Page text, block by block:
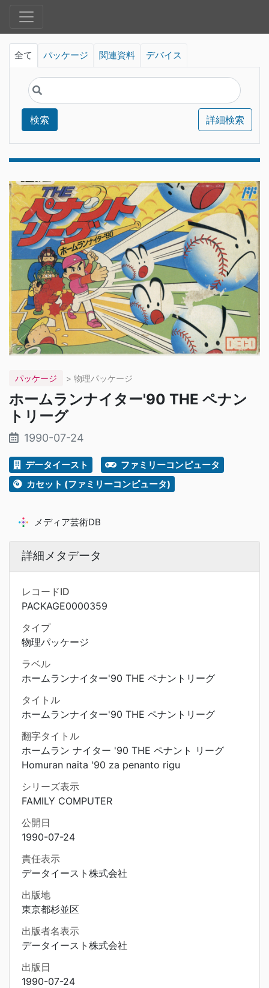
全て パッケージ 関連資料 デバイス
検索 詳細検索
パッケージ > 物理パッケージ
ホームランナイター'90 THE ペナン
トリーグ
1990-07-24
データイースト
ファミリーコンピュータ
カセット (ファミリーコンピュータ)
メディア芸術DB
詳細メタデータ
レコードID
PACKAGE0000359
タイプ
物理パッケージ
ラベル
ホームランナイター'90 THE ペナントリーグ
タイトル
ホームランナイター'90 THE ペナントリーグ
翻字タイトル
ホームラン ナイター '90 THE ペナント リーグ
Homuran naita '90 za penanto rigu
シリーズ表示
FAMILY COMPUTER
公開日
1990-07-24
責任表示
データイースト株式会社
出版地
東京都杉並区
出版者名表示
データイースト株式会社
出版日
1990-07-24